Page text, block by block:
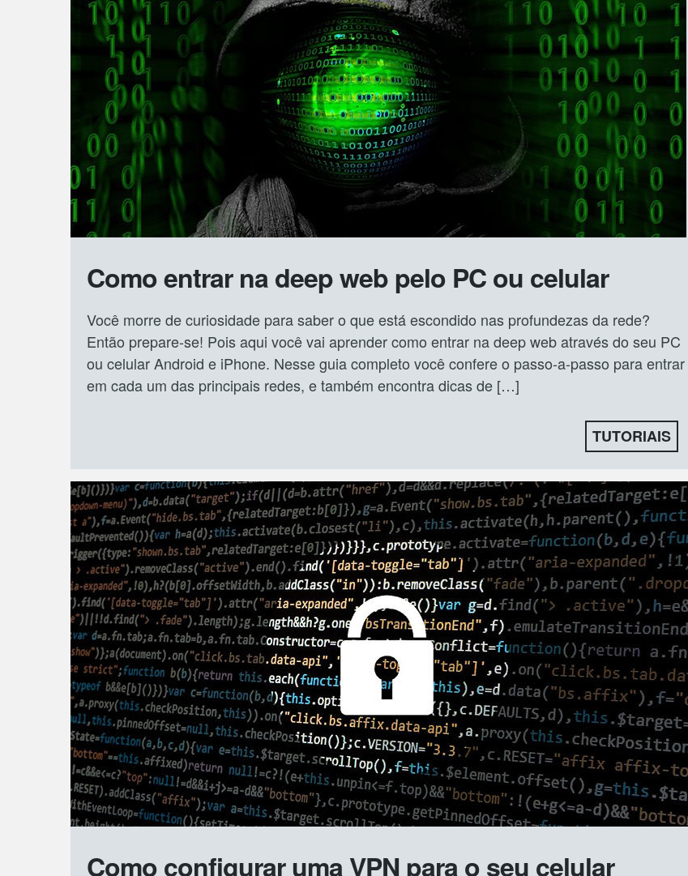
Como entrar na deep web pelo PC ou celular
Você morre de curiosidade para saber o que está escondido nas profundezas da rede?
Então prepare-se! Pois aqui você vai aprender como entrar na deep web através do seu PC
ou celular Android e iPhone. Nesse guia completo você confere o passo-a-passo para entrar
em cada um das principais redes, e também encontra dicas de […]
TUTORIAIS
Como configurar uma VPN para o seu celular